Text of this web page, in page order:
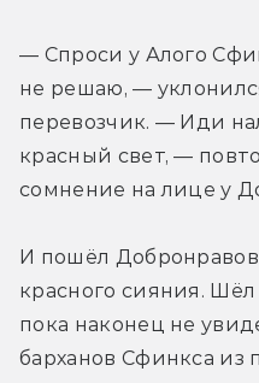
— Спроси у Алого
не решаю, —
перевозчик. — Иди
красный свет, —
сомнение на лице у
И пошёл Добронравов
красного сияния.
пока наконец не
барханов Сфинкса из